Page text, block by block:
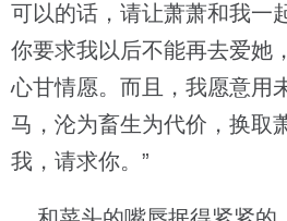
可以的话，请让萧萧和我一
你要求我以后不能再去爱她
心甘情愿。而且，我愿意用
马，沦为畜生为代价，换取
我，请求你。”